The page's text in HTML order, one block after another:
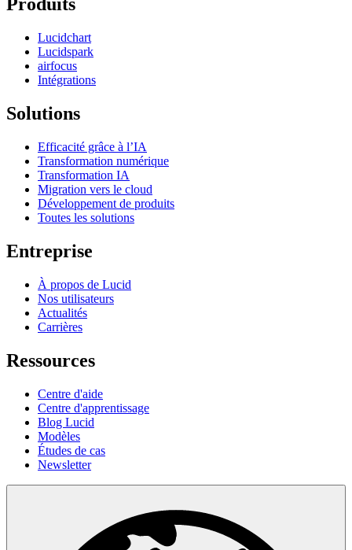
Produits
Lucidchart
Lucidspark
airfocus
Intégrations
Solutions
Efficacité grâce à l’IA
Transformation numérique
Transformation IA
Migration vers le cloud
Développement de produits
Toutes les solutions
Entreprise
À propos de Lucid
Nos utilisateurs
Actualités
Carrières
Ressources
Centre d'aide
Centre d'apprentissage
Blog Lucid
Modèles
Études de cas
Newsletter